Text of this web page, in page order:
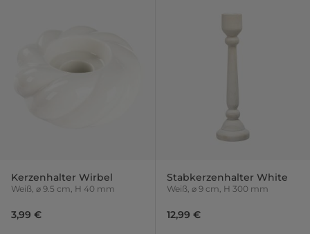
Kerzenhalter Wirbel
Weiß, ⌀ 9.5 cm, H 40 mm
3,99 €
Stabkerzenhalter White
Weiß, ⌀ 9 cm, H 300 mm
12,99 €